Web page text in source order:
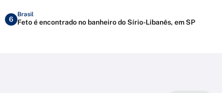
6
Brasil
Feto é encontrado no banheiro do Sírio-Libanês, em SP